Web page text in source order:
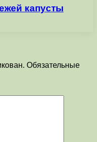
капусты
Обязательные